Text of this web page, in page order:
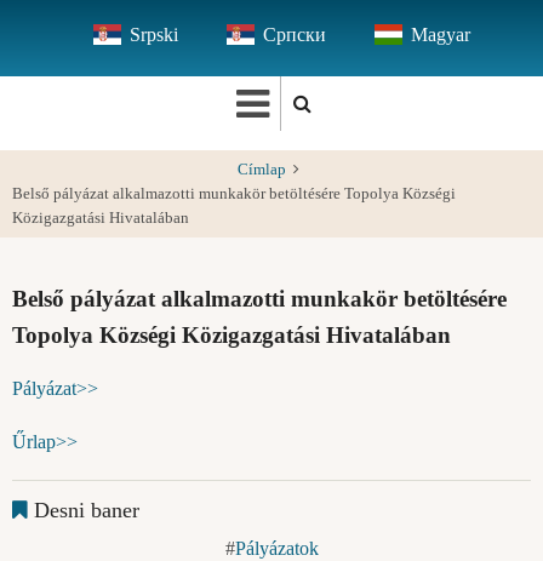
tartalomra
Srpski Српски Magyar
Címlap
Belső pályázat alkalmazotti munkakör betöltésére Topolya Községi
Közigazgatási Hivatalában
Belső pályázat alkalmazotti munkakör betöltésére
Topolya Községi Közigazgatási Hivatalában
Pályázat>>
Űrlap>>
Desni baner
Pályázatok